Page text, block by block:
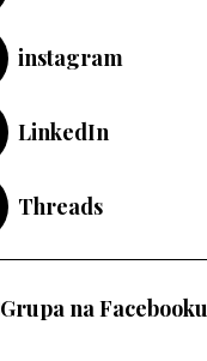
instagram
LinkedIn
Threads
Grupa na Facebooku